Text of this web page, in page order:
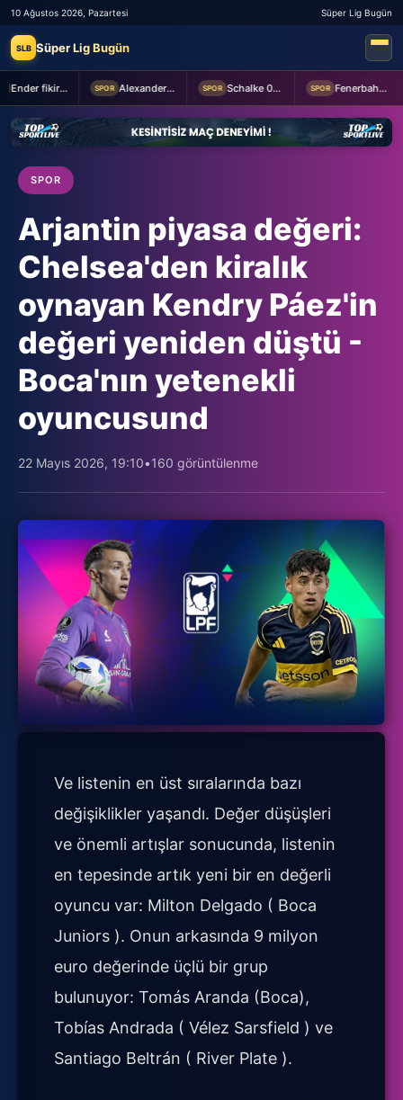
10 Ağustos 2026, Pazartesi Süper Lig Bugün
SLB Süper Lig Bugün
Ender fikirler SPOR Alexander Nübel: En önemlisi takım halinde oynamak SPOR Schalke 04 Edin Dzeko ile 1 yıllık yeni sözleşme imzaladı SPOR Fenerbahçe 2-0 Sturm Graz (MAÇTAN KARELER)
SPOR
Arjantin piyasa değeri:
Chelsea'den kiralık
oynayan Kendry Páez'in
değeri yeniden düştü -
Boca'nın yetenekli
oyuncusund
22 Mayıs 2026, 19:10•160 görüntülenme
Ve listenin en üst sıralarında bazı
değişiklikler yaşandı. Değer düşüşleri
ve önemli artışlar sonucunda, listenin
en tepesinde artık yeni bir en değerli
oyuncu var: Milton Delgado ( Boca
Juniors ). Onun arkasında 9 milyon
euro değerinde üçlü bir grup
bulunuyor: Tomás Aranda (Boca),
Tobías Andrada ( Vélez Sarsfield ) ve
Santiago Beltrán ( River Plate ).